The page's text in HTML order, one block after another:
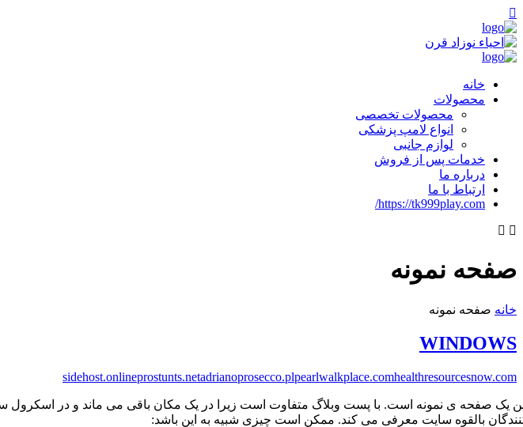
خانه
محصولات
محصولات تخصصی
انواع لامپ پزشکی
لوازم جانبی
خدمات پس از فروش
درباره ما
ارتباط با ما
https://tk999play.com/
صفحه نمونه
خانه صفحه نمونه
WINDOWS
healthresourcesnow.com
pearlwalkplace.com
adrianoprosecco.pl
prostunts.net
sidehost.online
یک صفحه ی نمونه است. با پست وبلاگ متفاوت است زیرا در یک مکان باقی می ماند و در اسکرول
بالقوه سایت معرفی می کند. ممکن است چیزی شبیه به این باشد: